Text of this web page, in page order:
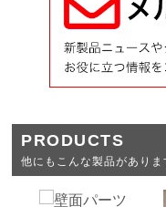
PRODUCTS
他にもこんな製品がありま